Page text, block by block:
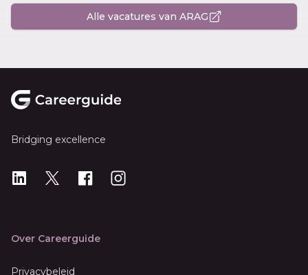
Alle vacatures van ARAG
Bridging excellence
LinkedIn
X Instagram
Over Careerguide
Privacybeleid